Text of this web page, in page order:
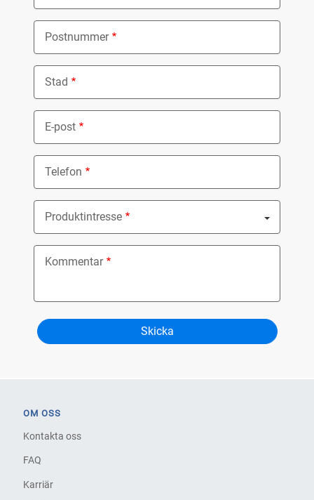
Postnummer
Stad
E-post
Telefon
Produktintresse
Nothing selected
Kommentar
OM OSS
Kontakta oss
FAQ
Karriär